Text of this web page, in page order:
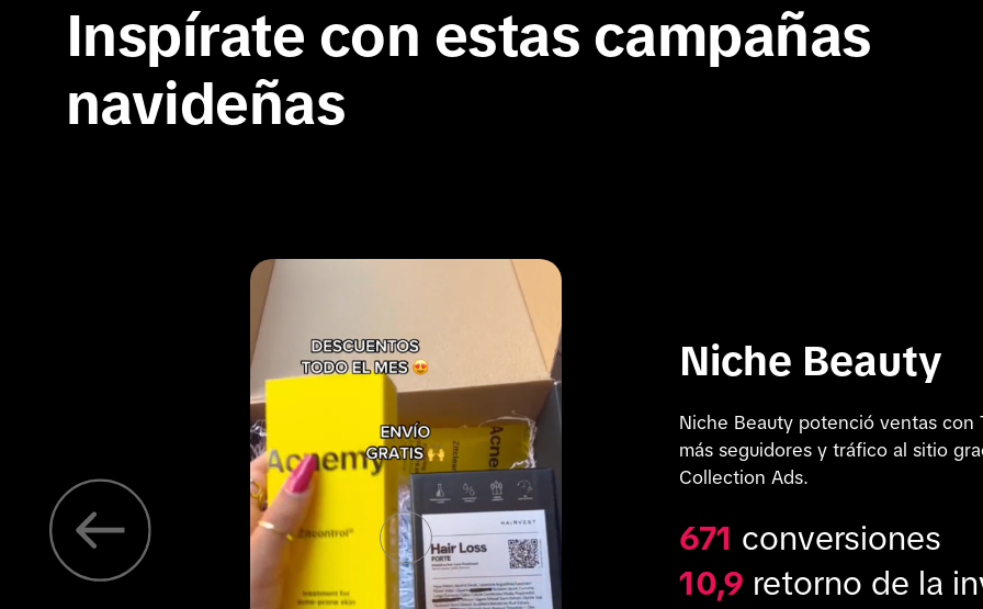
festiva
Inspírate con estas campañas
navideñas
Niche Beauty
Niche Beauty potenció ventas con
más seguidores y tráfico al sitio
Collection Ads.
671 conversiones
10,9 retorno de la